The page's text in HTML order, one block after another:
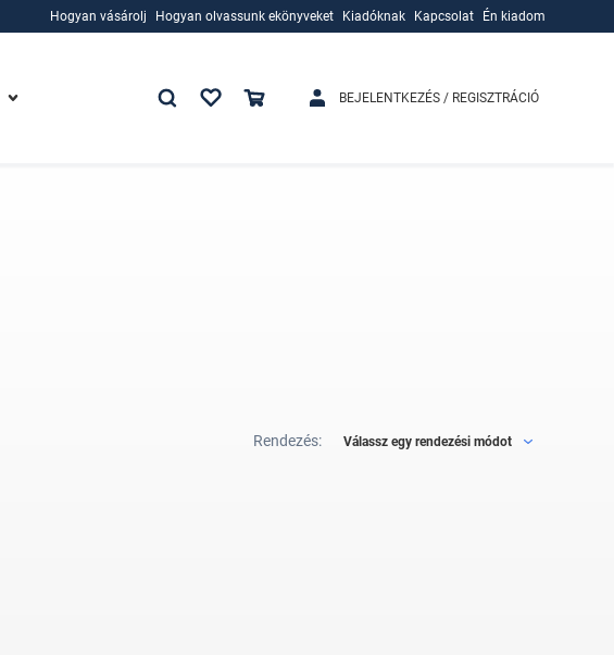
Hogyan vásárolj
Hogyan olvassunk ekönyveket
Kiadóknak
Kapcsolat Én kiadom
BEJELENTKEZÉS / REGISZTRÁCIÓ
Rendezés: Válassz egy rendezési módot